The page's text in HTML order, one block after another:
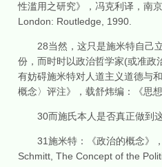
性滥用之研究》，冯克利译，南
London: Routledge, 1990.
28当然，这只是施米特自己立
份，而时时以政治哲学家(或准政
有妨碍施米特对人道主义道德与
概念〉评注》，载舒炜编：《思
30而施氏本人是否真正做到这
31施米特：《政治的概念》，
Schmitt, The Concept of the